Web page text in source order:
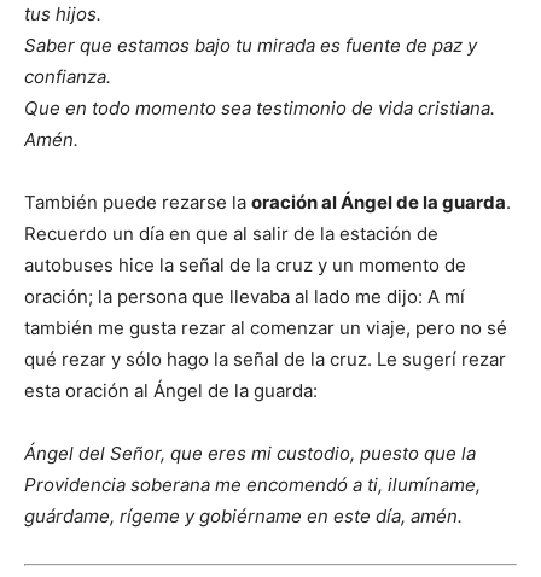
tus hijos.
Saber que estamos bajo tu mirada es fuente de paz y
confianza.
Que en todo momento sea testimonio de vida cristiana.
Amén.
También puede rezarse la oración al Ángel de la guarda.
Recuerdo un día en que al salir de la estación de
autobuses hice la señal de la cruz y un momento de
oración; la persona que llevaba al lado me dijo: A mí
también me gusta rezar al comenzar un viaje, pero no sé
qué rezar y sólo hago la señal de la cruz. Le sugerí rezar
esta oración al Ángel de la guarda:
Ángel del Señor, que eres mi custodio, puesto que la
Providencia soberana me encomendó a ti, ilumíname,
guárdame, rígeme y gobiérname en este día, amén.